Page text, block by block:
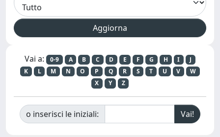
Vai a: 0-9 A B C D E F G H I
J
K
L M N O P Q R S T U V
W
X
Y Z
o inserisci le iniziali: